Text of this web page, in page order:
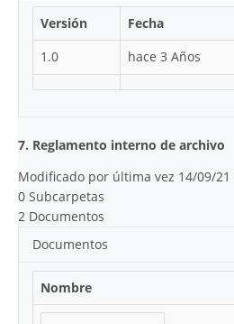
Versión Fecha
1.0
hace 3 Años
7. Reglamento interno de archivo
Modificado por última vez 14/09/21
0 Subcarpetas
2 Documentos
Documentos
Nombre